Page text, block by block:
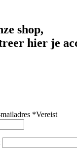
shop,
hier je
*Vereist